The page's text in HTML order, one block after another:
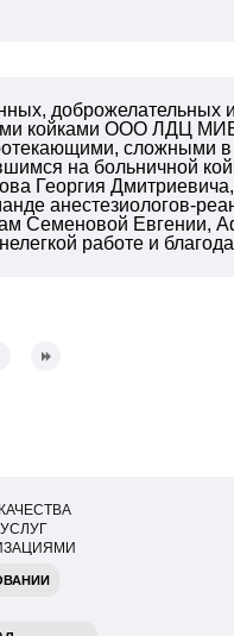
доброжелательных
койками ООО ЛДЦ
сложными в
на больничной
Георгия Дмитриевича,
анестезиологов-
Семеновой Евгении,
работе и